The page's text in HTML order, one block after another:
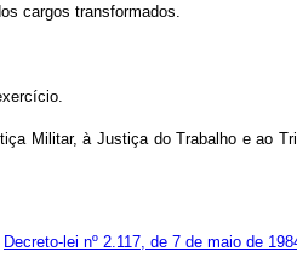
cargos transformados.
Militar, à Justiça do Trabalho e ao
Decreto-lei nº 2.117, de 7 de maio de